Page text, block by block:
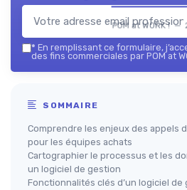
POM at WORK ! —
* En remplissant ce formulaire,
des fins commerciales par POM at
SOMMAIRE
Comprendre les enjeux des appels
pour les équipes achats
Cartographier le processus et les
un logiciel de gestion
Fonctionnalités clés d’un logiciel